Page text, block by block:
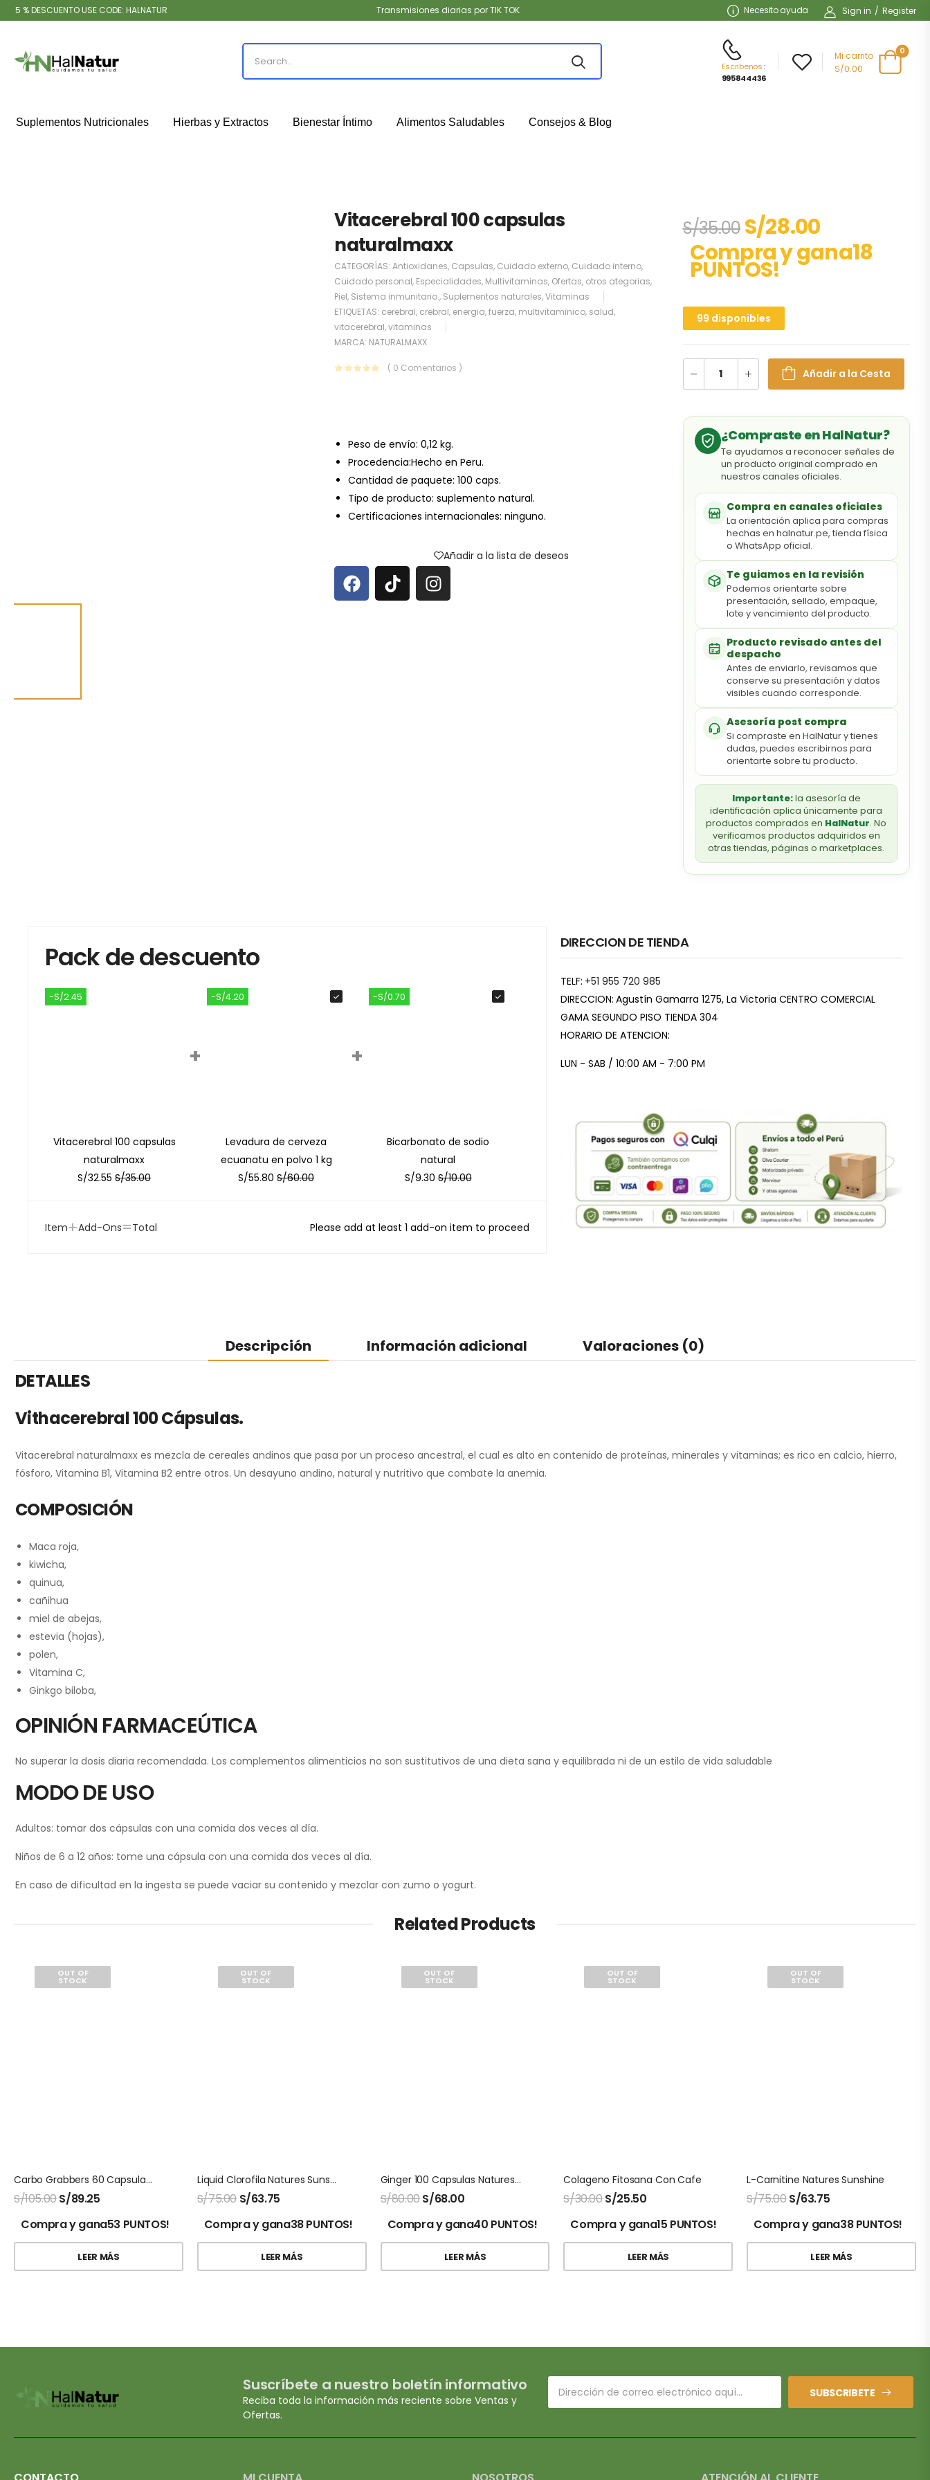
5 % DESCUENTO USE CODE: HALNATUR Transmisiones diarias por TIK TOK Necesito ayuda Sign in / Register
Escribenos:
995844436
Mi carrito
S/0.00
0
Suplementos Nutricionales Hierbas y Extractos Bienestar Íntimo Alimentos Saludables Consejos & Blog
Vitacerebral 100 capsulas
naturalmaxx
CATEGORÍAS:Antioxidanes, Capsulas, Cuidado externo, Cuidado interno,
Cuidado personal, Especialidades, Multivitaminas, Ofertas, otros ategorias,
Piel, Sistema inmunitario., Suplementos naturales,Vitaminas
ETIQUETAS: cerebral, crebral, energia,fuerza, multivitaminico, salud,
vitacerebral,vitaminas
MARCA: NATURALMAXX
( 0 Comentarios )
Peso de envío: 0,12 kg.
Procedencia:Hecho en Peru.
Cantidad de paquete: 100 caps.
Tipo de producto: suplemento natural.
Certificaciones internacionales: ninguno.
Añadir a la lista de deseos
S/35.00 S/28.00
Compra y gana18
PUNTOS!
99 disponibles
Añadir a la Cesta
¿Compraste en HalNatur?
Te ayudamos a reconocer señales de
un producto original comprado en
nuestros canales oficiales.
Compra en canales oficiales
La orientación aplica para compras
hechas en halnatur.pe, tienda física
o WhatsApp oficial.
Te guiamos en la revisión
Podemos orientarte sobre
presentación, sellado, empaque,
lote y vencimiento del producto.
Producto revisado antes del
despacho
Antes de enviarlo, revisamos que
conserve su presentación y datos
visibles cuando corresponde.
Asesoría post compra
Si compraste en HalNatur y tienes
dudas, puedes escribirnos para
orientarte sobre tu producto.
Importante:la asesoría de
identificación aplica únicamente para
productos comprados en HalNatur. No
verificamos productos adquiridos en
otras tiendas, páginas o marketplaces.
Pack de descuento
-S/2.45
Vitacerebral 100 capsulas
naturalmaxx
S/32.55 S/35.00
+
-S/4.20
Levadura de cerveza
ecuanatu en polvo 1 kg
S/55.80 S/60.00
+
-S/0.70
Bicarbonato de sodio
natural
S/9.30 S/10.00
Item+Add-Ons=Total Please add at least 1 add-on item to proceed
DIRECCION DE TIENDA
TELF: +51 955 720 985
DIRECCION: Agustín Gamarra 1275, La Victoria CENTRO COMERCIAL
GAMA SEGUNDO PISO TIENDA 304
HORARIO DE ATENCION:
LUN - SAB / 10:00 AM - 7:00 PM
Descripción Información adicional Valoraciones (0)
DETALLES
Vithacerebral 100 Cápsulas.
Vitacerebral naturalmaxx es mezcla de cereales andinos que pasa por un proceso ancestral, el cual es alto en contenido de proteínas, minerales y vitaminas; es rico en calcio, hierro,
fósforo, Vitamina B1, Vitamina B2 entre otros. Un desayuno andino, natural y nutritivo que combate la anemia.
COMPOSICIÓN
Maca roja,
kiwicha,
quinua,
cañihua
miel de abejas,
estevia (hojas),
polen,
Vitamina C,
Ginkgo biloba,
OPINIÓN FARMACEÚTICA
No superar la dosis diaria recomendada. Los complementos alimenticios no son sustitutivos de una dieta sana y equilibrada ni de un estilo de vida saludable
MODO DE USO
Adultos: tomar dos cápsulas con una comida dos veces al día.
Niños de 6 a 12 años: tome una cápsula con una comida dos veces al día.
En caso de dificultad en la ingesta se puede vaciar su contenido y mezclar con zumo o yogurt.
Related Products
OUT OF
STOCK
Carbo Grabbers 60 Capsulas Natures Sunshine
S/105.00S/89.25
Compra y gana53 PUNTOS!
LEER MÁS
OUT OF
STOCK
Liquid Clorofila Natures Sunshine
S/75.00 S/63.75
Compra y gana38 PUNTOS!
LEER MÁS
OUT OF
STOCK
Ginger 100 Capsulas Natures Sunshine
S/80.00S/68.00
Compra y gana40 PUNTOS!
LEER MÁS
OUT OF
STOCK
Colageno Fitosana Con Cafe
S/30.00S/25.50
Compra y gana15 PUNTOS!
LEER MÁS
OUT OF
STOCK
L-Carnitine Natures Sunshine
S/75.00 S/63.75
Compra y gana38 PUNTOS!
LEER MÁS
Suscríbete a nuestro boletín informativo
Reciba toda la información más reciente sobre Ventas y
Ofertas.
SUBSCRIBETE